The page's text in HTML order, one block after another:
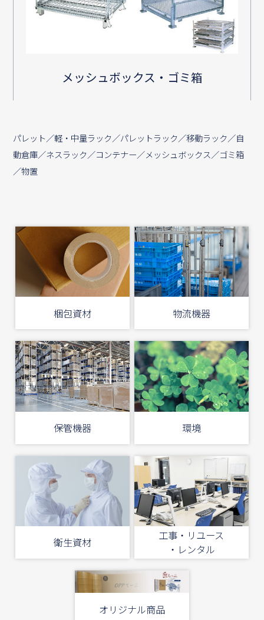
メッシュボックス・ゴミ箱
パレット／軽・中量ラック／パレットラック／移動ラック／自
動倉庫／ネスラック／コンテナー／メッシュボックス／ゴミ箱
／物置
梱包資材 物流機器
保管機器 環境
衛生資材
工事・リユース
・レンタル
オリジナル商品